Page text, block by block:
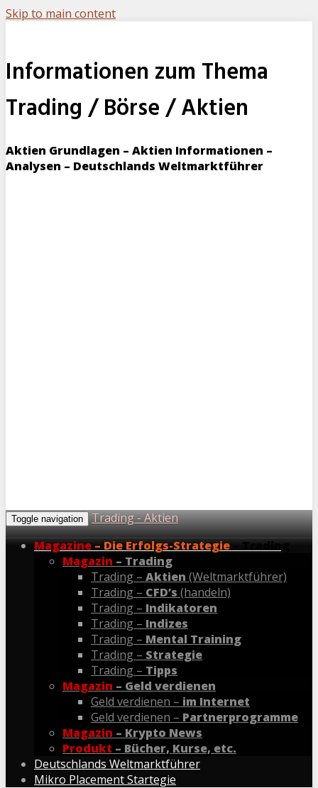
Skip to main content
Informationen zum Thema
Trading / Börse / Aktien
Aktien Grundlagen – Aktien Informationen –
Analysen – Deutschlands Weltmarktführer
Toggle navigation
Trading - Aktien
Magazine – Die Erfolgs-Strategie – Trading
Magazin – Trading
Trading – Aktien (Weltmarktführer)
Trading – CFD’s (handeln)
Trading – Indikatoren
Trading – Indizes
Trading – Mental Training
Trading – Strategie
Trading – Tipps
Magazin – Geld verdienen
Geld verdienen – im Internet
Geld verdienen – Partnerprogramme
Magazin – Krypto News
Produkt – Bücher, Kurse, etc.
Deutschlands Weltmarktführer
Mikro Placement Startegie